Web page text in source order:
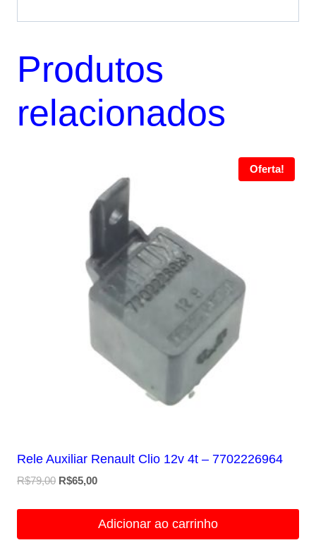
Produtos
relacionados
Oferta!
Rele Auxiliar Renault Clio 12v 4t – 7702226964
R$79,00 O
R$65,00O
é:
Adicionar ao carrinho